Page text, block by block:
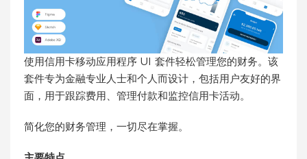
使用信用卡移动应用程序 UI 套件轻松管理您的财务。该
套件专为金融专业人士和个人而设计，包括用户友好的界
面，用于跟踪费用、管理付款和监控信用卡活动。
简化您的财务管理，一切尽在掌握。